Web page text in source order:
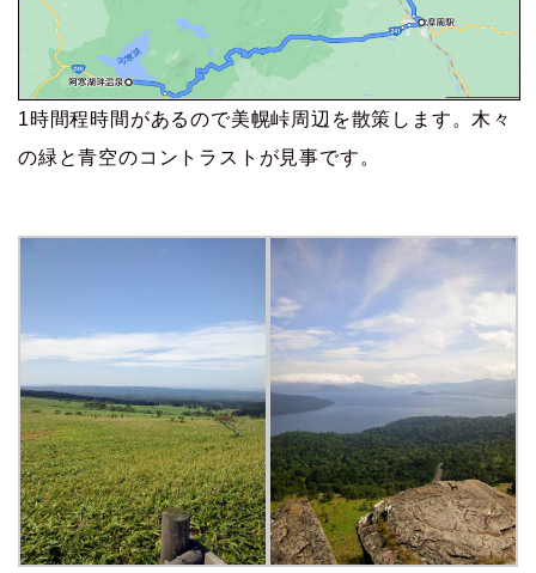
1時間程時間があるので美幌峠周辺を散策します。木々
の緑と青空のコントラストが見事です。